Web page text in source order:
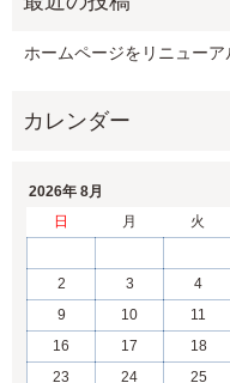
ホームページをリニューア
2026年 8月
日
月 火
2
3 4
9
10 11
16
17 18
23
24 25